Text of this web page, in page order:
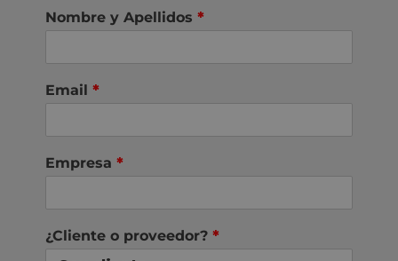
Nombre y Apellidos *
Email *
Empresa *
¿Cliente o proveedor? *